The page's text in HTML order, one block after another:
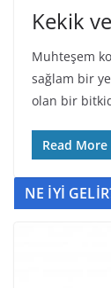
Kekik
Muhteşem
sağlam bir
olan bir
Read More
NE İYİ